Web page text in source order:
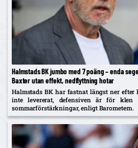
Halmstads BK jumbo med 7 poäng – enda
Baxter utan effekt, nedflyttning hotar
Halmstads BK har fastnat längst ner efter
inte levererat, defensiven är för klen
sommarförstärkningar, enligt Barometern.